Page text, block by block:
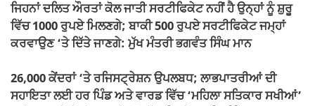
ਜਿਹਨਾਂ ਦਲਿਤ ਔਰਤਾਂ ਕੋਲ ਜਾਤੀ ਸਰਟੀਫਿਕੇਟ ਨਹੀਂ ਹੈ ਉਨ੍ਹਾਂ ਨੂੰ ਸ਼ੁਰੂ
ਵਿੱਚ 1000 ਰੁਪਏ ਮਿਲਣਗੇ; ਬਾਕੀ 500 ਰੁਪਏ ਸਰਟੀਫਿਕੇਟ ਜਮ੍ਹਾਂ
ਕਰਵਾਉਣ ‘ਤੇ ਦਿੱਤੇ ਜਾਣਗੇ: ਮੁੱਖ ਮੰਤਰੀ ਭਗਵੰਤ ਸਿੰਘ ਮਾਨ
26,000 ਕੇਂਦਰਾਂ ‘ਤੇ ਰਜਿਸਟ੍ਰੇਸ਼ਨ ਉਪਲਬਧ; ਲਾਭਪਾਤਰੀਆਂ ਦੀ
ਸਹਾਇਤਾ ਲਈ ਹਰ ਪਿੰਡ ਅਤੇ ਵਾਰਡ ਵਿੱਚ ‘ਮਹਿਲਾ ਸਤਿਕਾਰ ਸਖੀਆਂ’